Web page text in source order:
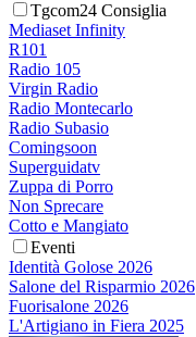
Tgcom24 Consiglia
Mediaset Infinity
R101
Radio 105
Virgin Radio
Radio Montecarlo
Radio Subasio
Comingsoon
Superguidatv
Zuppa di Porro
Non Sprecare
Cotto e Mangiato
Eventi
Identità Golose 2026
Salone del Risparmio 2026
Fuorisalone 2026
L'Artigiano in Fiera 2025